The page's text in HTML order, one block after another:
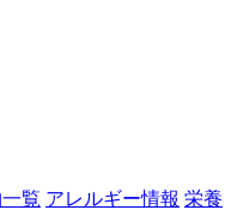
覧 アレルギー情報 栄養